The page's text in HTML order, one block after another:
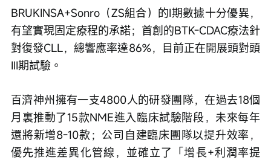
BRUKINSA+Sonro（ZS組合）的I期數據十分優異，
有望實現固定療程的承諾；首創的BTK-CDAC療法針
對復發CLL，總響應率達86%，目前正在開展頭對頭
III期試驗。
百濟神州擁有一支4800人的研發團隊，在過去18個
月裏推動了15款NME進入臨床試驗階段，未來每年
還將新增8-10款；公司自建臨床團隊以提升效率，
優先推進差異化管線，並確立了「增長+利潤率提